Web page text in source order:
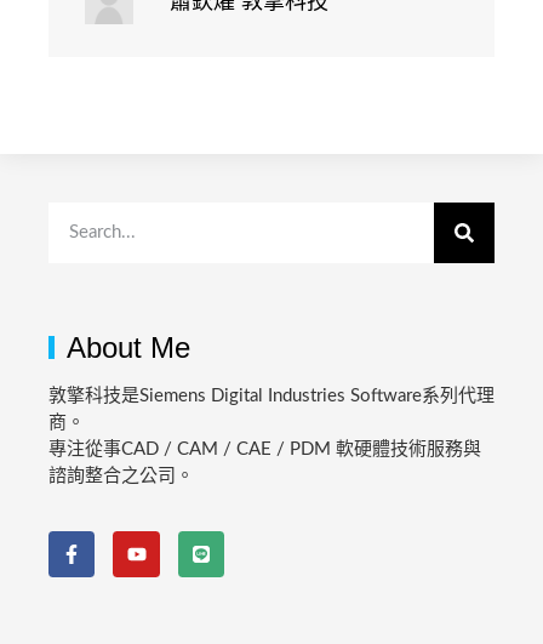
About Me
敦擎科技是Siemens Digital Industries Software系列代理
商。
專注從事CAD / CAM / CAE / PDM 軟硬體技術服務與
諮詢整合之公司。